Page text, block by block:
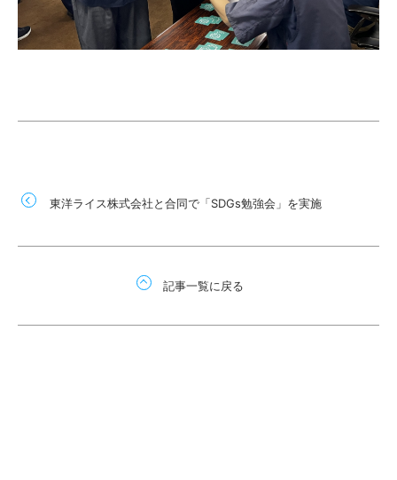
東洋ライス株式会社と合同で「SDGs勉強会」を実施
記事一覧に戻る